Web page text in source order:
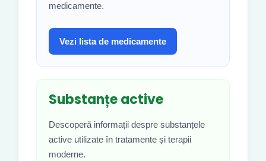
medicamente.
Vezi lista de medicamente
Substanțe active
Descoperă informații despre substanțele
active utilizate în tratamente și terapii
moderne.